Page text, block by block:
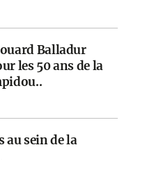
Balladur
les 50 ans de la
sein de la